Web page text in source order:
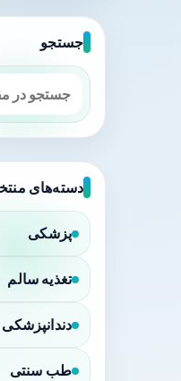
جستجو
دسته‌های
پزشکی
تغذیه سالم
دندانپزشکی
طب سنتی